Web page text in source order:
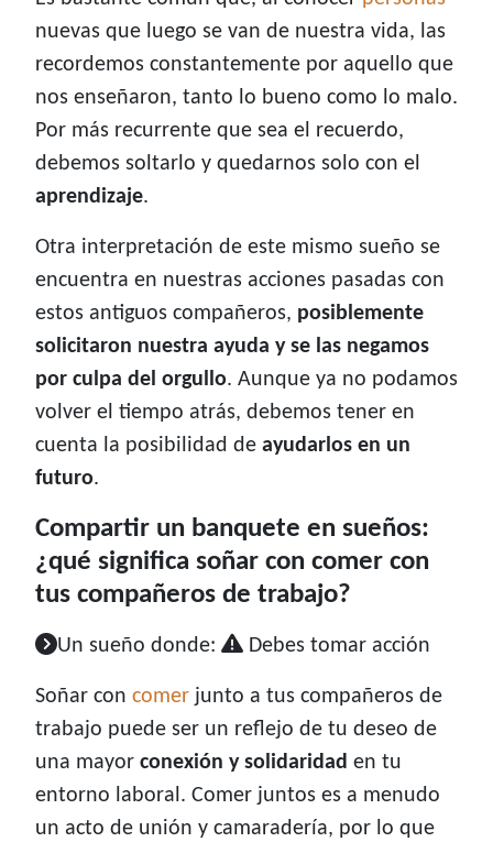
nuevas que luego se van de nuestra vida, las
recordemos constantemente por aquello que
nos enseñaron, tanto lo bueno como lo malo.
Por más recurrente que sea el recuerdo,
debemos soltarlo y quedarnos solo con el
aprendizaje.
Otra interpretación de este mismo sueño se
encuentra en nuestras acciones pasadas con
estos antiguos compañeros, posiblemente
solicitaron nuestra ayuda y se las negamos
por culpa del orgullo. Aunque ya no podamos
volver el tiempo atrás, debemos tener en
cuenta la posibilidad de ayudarlos en un
futuro.
Compartir un banquete en sueños:
¿qué significa soñar con comer con
tus compañeros de trabajo?
Un sueño donde: Debes tomar acción
Soñar con comer junto a tus compañeros de
trabajo puede ser un reflejo de tu deseo de
una mayor conexión y solidaridad en tu
entorno laboral. Comer juntos es a menudo
un acto de unión y camaradería, por lo que